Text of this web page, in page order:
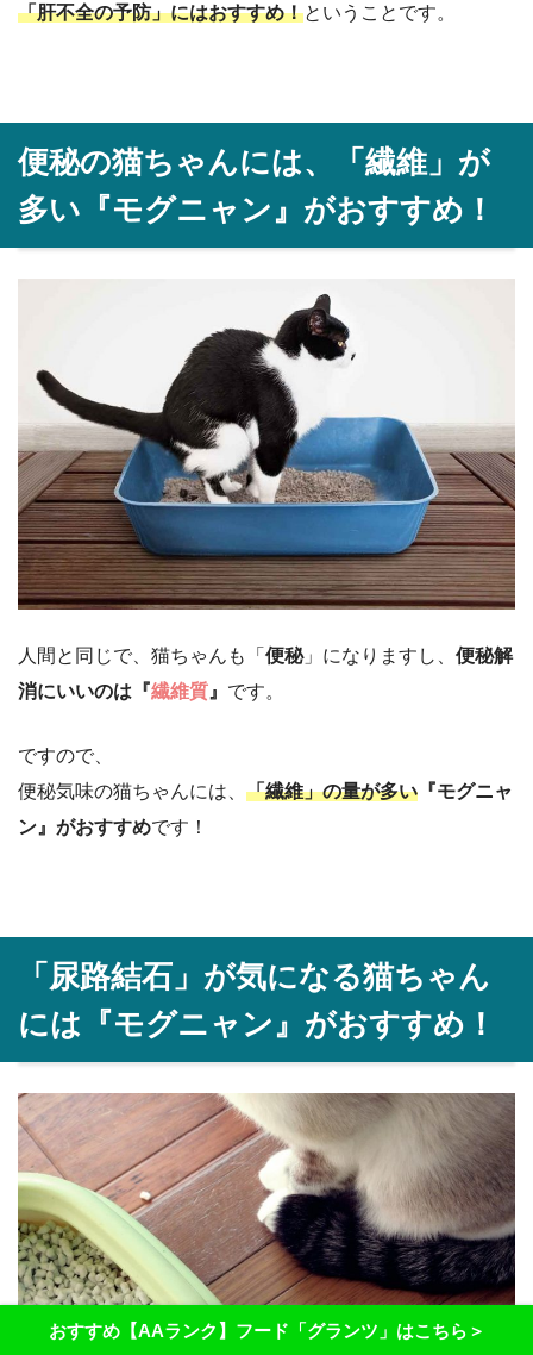
「肝不全の予防」にはおすすめ！ということです。
便秘の猫ちゃんには、「繊維」が
多い『モグニャン』がおすすめ！
人間と同じで、猫ちゃんも「 便秘」になりますし、 便秘解
消にいいのは『繊維質 』 です。
ですので、
便秘気味の猫ちゃんには、 「繊維」の量が多い 『モグニャ
ン』がおすすめです！
「尿路結石」が気になる猫ちゃん
には『モグニャン』がおすすめ！
おすすめ【AAランク】フード「グランツ」はこちら＞